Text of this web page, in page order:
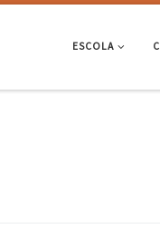
ESCOLA